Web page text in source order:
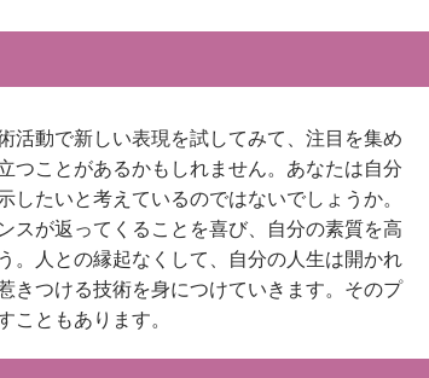
活動で新しい表現を試してみて、注目を集め
つことがあるかもしれません。あなたは自分
たいと考えているのではないでしょうか。
スが返ってくることを喜び、自分の素質を高
。人との縁起なくして、自分の人生は開かれ
きつける技術を身につけていきます。そのプ
こともあります。